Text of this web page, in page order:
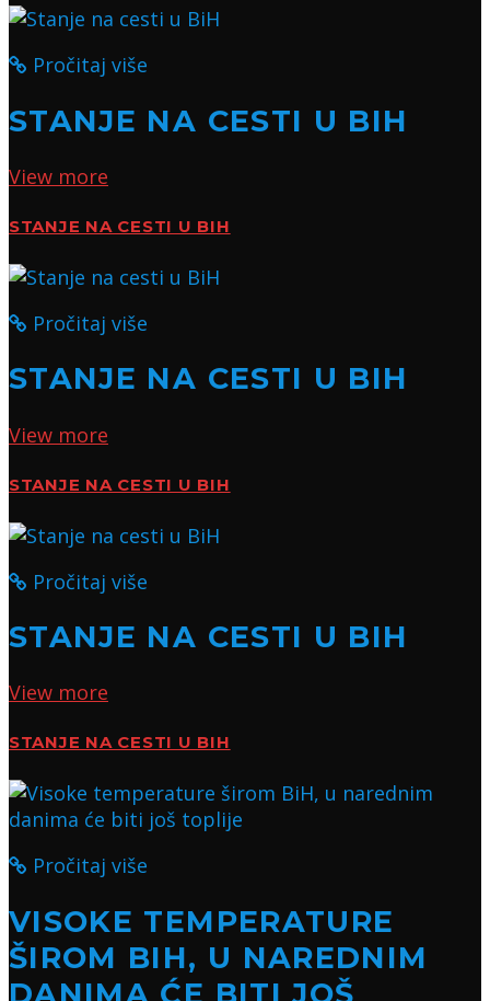
Pročitaj više
STANJE NA CESTI U BIH
View more
STANJE NA CESTI U BIH
Pročitaj više
STANJE NA CESTI U BIH
View more
STANJE NA CESTI U BIH
Pročitaj više
STANJE NA CESTI U BIH
View more
STANJE NA CESTI U BIH
Pročitaj više
VISOKE TEMPERATURE
ŠIROM BIH, U NAREDNIM
DANIMA ĆE BITI JOŠ